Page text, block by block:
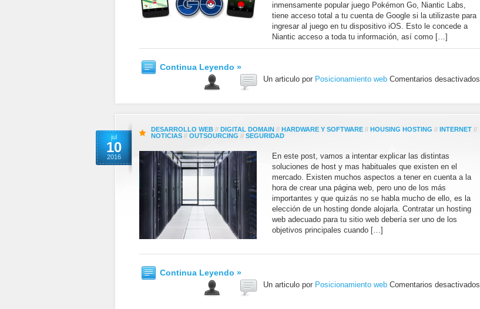
inmensamente popular juego Pokémon Go, Niantic Labs,
tiene acceso total a tu cuenta de Google si la utilizaste para
ingresar al juego en tu dispositivo iOS. Esto le concede a
Niantic acceso a toda tu información, así como […]
Continua Leyendo »
Un articulo por Posicionamiento web Comentarios desactivados
jul
10
2016
DESARROLLO WEB // DIGITAL DOMAIN // HARDWARE Y SOFTWARE // HOUSING HOSTING // INTERNET //
NOTICIAS // OUTSOURCING // SEGURIDAD
En este post, vamos a intentar explicar las distintas
soluciones de host y mas habituales que existen en el
mercado. Existen muchos aspectos a tener en cuenta a la
hora de crear una página web, pero uno de los más
importantes y que quizás no se habla mucho de ello, es la
elección de un hosting donde alojarla. Contratar un hosting
web adecuado para tu sitio web debería ser uno de los
objetivos principales cuando […]
Continua Leyendo »
Un articulo por Posicionamiento web Comentarios desactivados